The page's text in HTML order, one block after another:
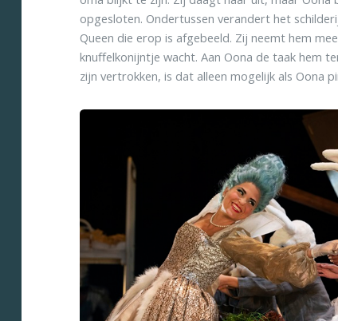
opgesloten. Ondertussen verandert het
Queen die erop is afgebeeld. Zij neemt hem
knuffelkonijntje wacht. Aan Oona de taak hem
zijn vertrokken, is dat alleen mogelijk als Oona